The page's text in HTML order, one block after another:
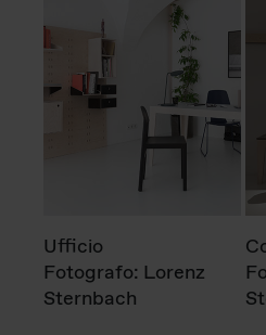
Ufficio
Fotografo: Lorenz
Sternbach